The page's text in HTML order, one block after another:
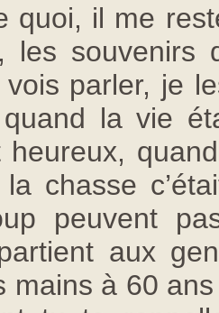
quoi, il me
les souvenirs
parler, je
la vie
heureux,
chasse
peuvent
aux
mains à 60